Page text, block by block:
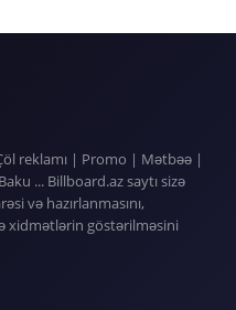
reklamı | Promo | Mətbəə |
... Billboard.az saytı sizə
və hazırlanmasını,
xidmətlərin göstərilməsini